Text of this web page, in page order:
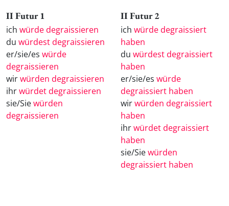
II Futur 1
ich würde degraissieren
du würdest degraissieren
er/sie/es würde
degraissieren
wirwürden degraissieren
ihrwürdet degraissieren
sie/Siewürden
degraissieren
II Futur 2
ich würde degraissiert
haben
du würdest degraissiert
haben
er/sie/es würde
degraissiert haben
wirwürden degraissiert
haben
ihrwürdet degraissiert
haben
sie/Siewürden
degraissiert haben